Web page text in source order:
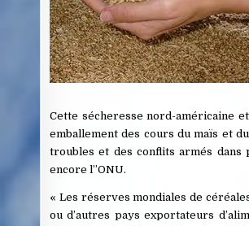
Cette sécheresse nord-américaine
emballement des cours du maïs et
troubles et des conflits armés dans
encore l’’ONU.
« Les réserves mondiales de
ou d’autres pays exportateurs